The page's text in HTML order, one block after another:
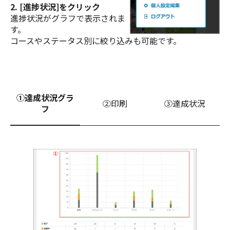
2. [進捗状況]をクリック
進捗状況がグラフで表示されま
す。
コースやステータス別に絞り込みも可能です。
①達成状況グラ
フ
②印刷 ③達成状況